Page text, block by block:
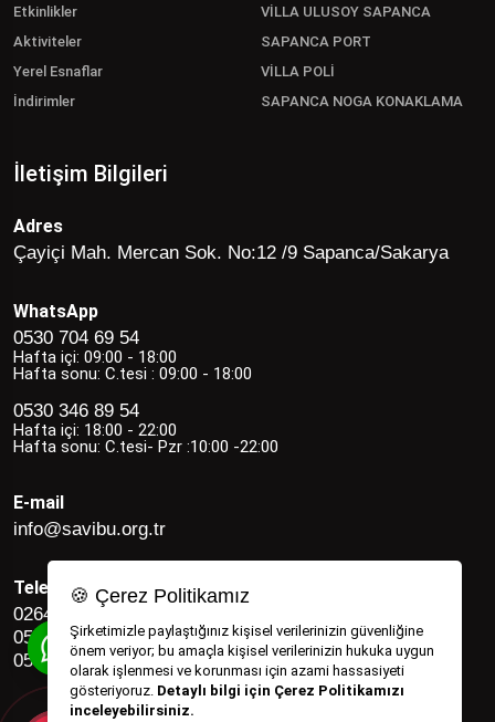
Etkinlikler
Aktiviteler
Yerel Esnaflar
İndirimler
VİLLA ULUSOY SAPANCA
SAPANCA PORT
VİLLA POLİ
SAPANCA NOGA KONAKLAMA
İletişim Bilgileri
Adres
Çayiçi Mah. Mercan Sok. No:12 /9 Sapanca/Sakarya
WhatsApp
0530 704 69 54
Hafta içi: 09:00 - 18:00
Hafta sonu: C.tesi : 09:00 - 18:00
0530 346 89 54
Hafta içi: 18:00 - 22:00
Hafta sonu: C.tesi- Pzr :10:00 -22:00
E-mail
info@savibu.org.tr
Telefon
0264 582 12 17
0530 346 89 54
0530 704 69 54
🍪 Çerez Politikamız
Şirketimizle paylaştığınız kişisel verilerinizin güvenliğine
önem veriyor; bu amaçla kişisel verilerinizin hukuka uygun
olarak işlenmesi ve korunması için azami hassasiyeti
gösteriyoruz. Detaylı bilgi için Çerez Politikamızı
inceleyebilirsiniz.